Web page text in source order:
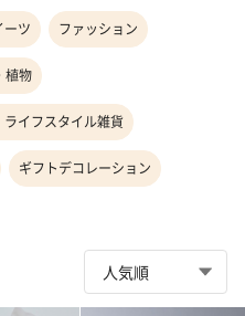
ーツ ファッション
植物
ライフスタイル雑貨
ギフトデコレーション